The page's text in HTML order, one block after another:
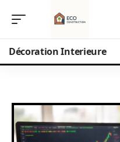
Décoration Interieure